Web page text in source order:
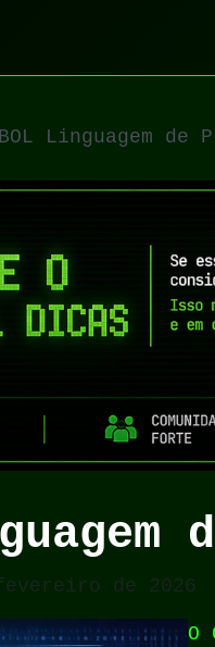
Linguagem de
de 2026
O